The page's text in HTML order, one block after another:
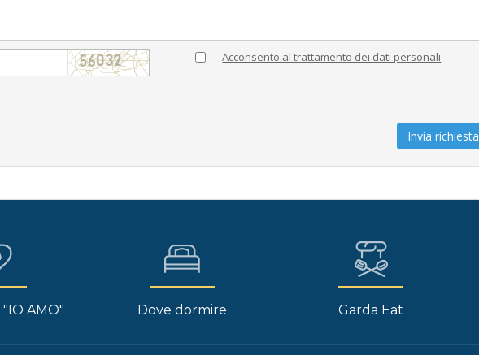
Acconsento al trattamento dei dati personali
Invia richiesta
AMO" Dove dormire Garda Eat